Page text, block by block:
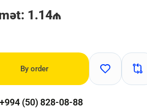
1.14₼
By order
+994 (50) 828-08-88